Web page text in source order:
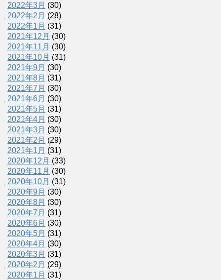
2022年3月 (30)
2022年2月 (28)
2022年1月 (31)
2021年12月 (30)
2021年11月 (30)
2021年10月 (31)
2021年9月 (30)
2021年8月 (31)
2021年7月 (30)
2021年6月 (30)
2021年5月 (31)
2021年4月 (30)
2021年3月 (30)
2021年2月 (29)
2021年1月 (31)
2020年12月 (33)
2020年11月 (30)
2020年10月 (31)
2020年9月 (30)
2020年8月 (30)
2020年7月 (31)
2020年6月 (30)
2020年5月 (31)
2020年4月 (30)
2020年3月 (31)
2020年2月 (29)
2020年1月 (31)